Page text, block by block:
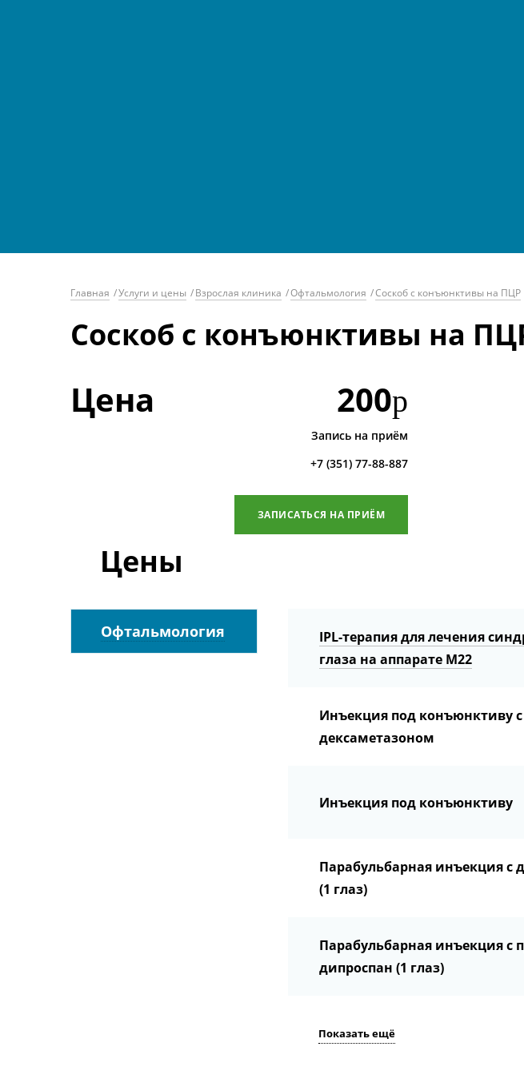
Главная /Услуги и цены /Взрослая клиника /Офтальмология /Соскоб с конъюнктивы на ПЦР
Соскоб с конъюнктивы на
Цена 200р
Запись на приём
+7 (351) 77-88-887
ЗАПИСАТЬСЯ НА ПРИЁМ
Цены
Офтальмология
IPL-терапия для лечения
глаза на аппарате М22
Инъекция под конъюнктиву с
дексаметазоном
Инъекция под конъюнктиву
Парабульбарная инъекция с
(1 глаз)
Парабульбарная инъекция с
дипроспан (1 глаз)
Показать ещё